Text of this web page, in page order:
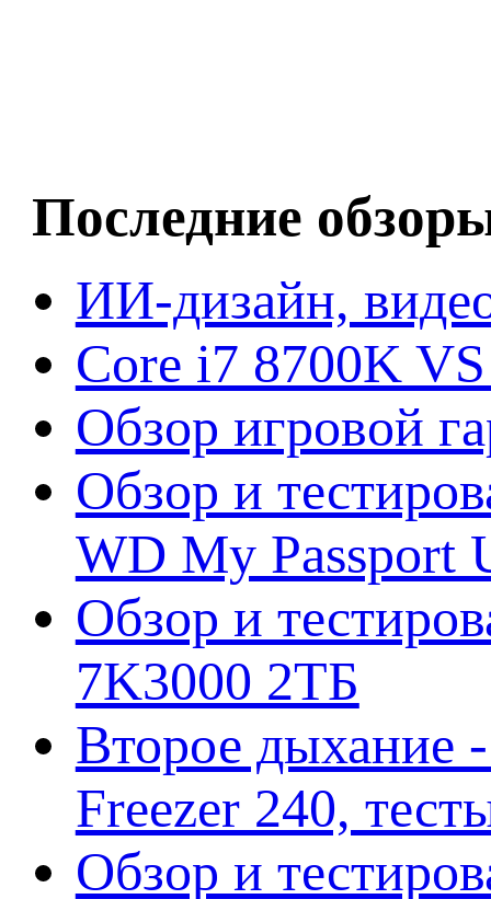
Последние
ИИ-дизайн,
Core i7 8700K
Обзор игровой
Обзор и
WD My Passport
Обзор и
7K3000 2ТБ
Второе дыхание
Freezer 240,
Обзор и